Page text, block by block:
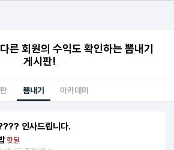
른 회원의 수익도 확인하는 뽐내기
게시판!
뽐내기 아카데미
인사드립니다.
핫딜